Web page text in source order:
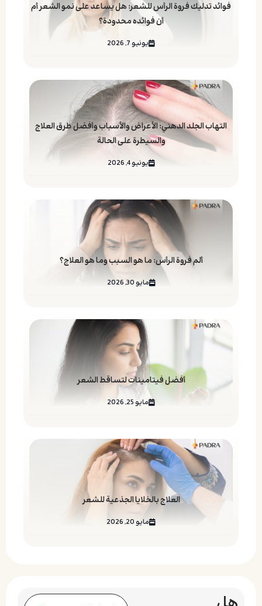
فوائد تدليك فروة الرأس للشعر: هل يساعد على نمو الشعر أم
أن فوائده محدودة؟
يونيو 7, 2026
التهاب الجلد الدهني: الأعراض والأسباب وأفضل طرق العلاج
والسيطرة على الحالة
يونيو 4, 2026
ألم فروة الرأس: ما هو السبب وما هو العلاج؟
مايو 30, 2026
أفضل فيتامينات لتساقط الشعر
مايو 25, 2026
العلاج بالخلايا الجذعية للشعر
مايو 20, 2026